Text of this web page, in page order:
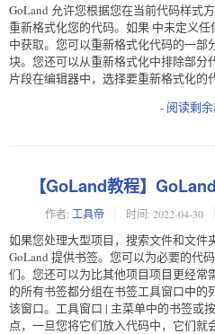
GoLand 允许您根据您在当前代码样式
重新格式化您的代码。如果 中未定义
中获取。您可以重新格式化代码的一部
块。您还可以从重新格式化中排除部分
片段 在编辑器中，选择要重新格式化的
- 阅读剩
【GoLand教程】
作者: 工具帝 时间: 2022-04-30
如果您处理大型项目，搜索文件和文件
GoLand 提供书签。您可以为必要的代
们。您还可以为比其他项目项目更经常
的所有书签都分组在书签工具窗口中的
该窗口。工具窗口 | 主菜单中的书签或
点，一旦您将它们放入代码中，它们就